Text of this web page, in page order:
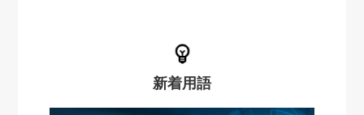
新着用語